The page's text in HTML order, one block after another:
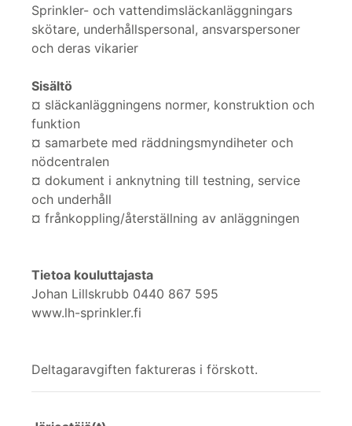
Sprinkler- och vattendimsläckanläggningars
skötare, underhållspersonal, ansvarspersoner
och deras vikarier
Sisältö
¤ släckanläggningens normer, konstruktion och
funktion
¤ samarbete med räddningsmyndiheter och
nödcentralen
¤ dokument i anknytning till testning, service
och underhåll
¤ frånkoppling/återställning av anläggningen
Tietoa kouluttajasta
Johan Lillskrubb 0440 867 595
www.lh-sprinkler.fi
Deltagaravgiften faktureras i förskott.